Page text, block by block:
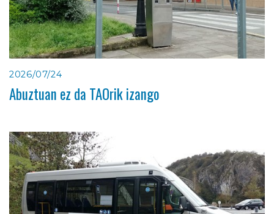
2026/07/24
Abuztuan ez da TAOrik izango